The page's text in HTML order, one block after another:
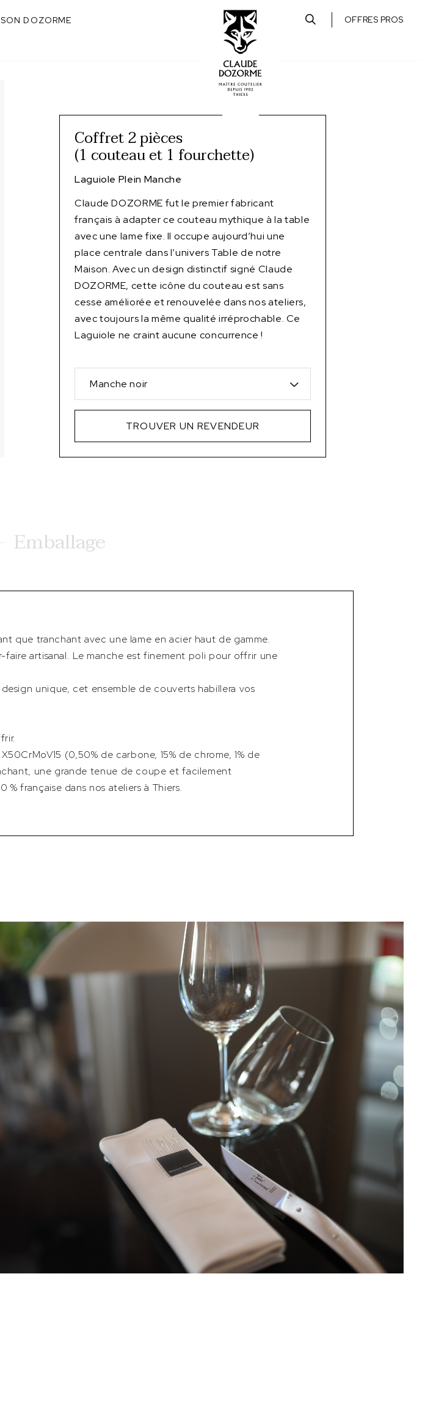
DOZORME OFFRES PROS
Coffret 2 pièces
(1 couteau et 1 fourchette)
Laguiole Plein Manche
Claude DOZORME fut le premier fabricant
français à adapter ce couteau mythique à la table
avec une lame fixe. Il occupe aujourd’hui une
place centrale dans l’univers Table de notre
Maison. Avec un design distinctif signé Claude
DOZORME, cette icône du couteau est sans
cesse améliorée et renouvelée dans nos ateliers,
avec toujours la même qualité irréprochable. Ce
Laguiole ne craint aucune concurrence !
Manche noir
TROUVER UN REVENDEUR
Emballage
que tranchant avec une lame en acier haut de gamme.
artisanal. Le manche est finement poli pour offrir une
unique, cet ensemble de couverts habillera vos
(0,50% de carbone, 15% de chrome, 1% de
une grande tenue de coupe et facilement
française dans nos ateliers à Thiers.